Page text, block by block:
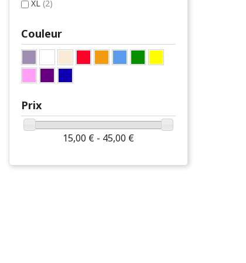
XL (2)
Couleur
Prix
15,00 € - 45,00 €